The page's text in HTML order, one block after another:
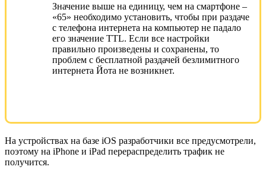
Значение выше на единицу, чем на смартфоне –
«65» необходимо установить, чтобы при раздаче
с телефона интернета на компьютер не падало
его значение TTL. Если все настройки
правильно произведены и сохранены, то
проблем с бесплатной раздачей безлимитного
интернета Йота не возникнет.
На устройствах на базе iOS разработчики все предусмотрели,
поэтому на iPhone и iPad перераспределить трафик не
получится.